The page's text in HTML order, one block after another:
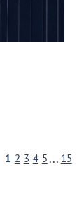
1 2 3 4 5 ... 15